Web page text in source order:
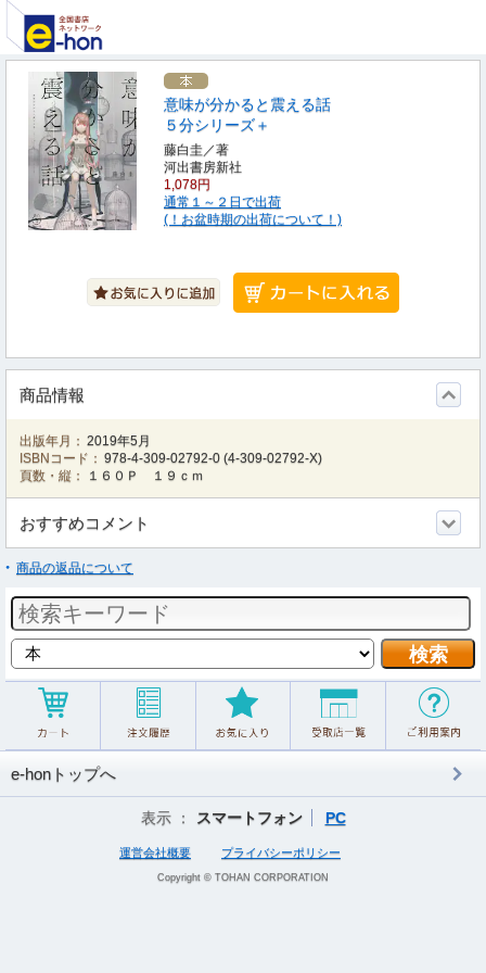
意味が分かると震える話
５分シリーズ＋
藤白圭／著
河出書房新社
1,078円
通常１～２日で出荷
(！お盆時期の出荷について！)
商品情報
出版年月： 2019年5月
ISBNコード： 978-4-309-02792-0 (4-309-02792-X)
頁数・縦：
１６０Ｐ １９ｃｍ
おすすめコメント
商品の返品について
e-honトップへ
表示 ： スマートフォン PC
運営会社概要 プライバシーポリシー
Copyright © TOHAN CORPORATION